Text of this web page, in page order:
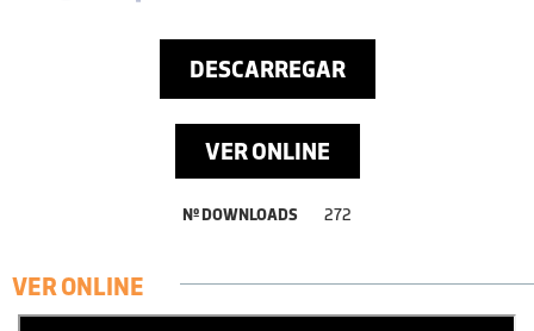
DESCARREGAR
VER ONLINE
Nº DOWNLOADS 272
VER ONLINE